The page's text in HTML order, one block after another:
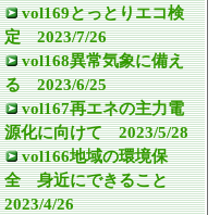
vol169とっとりエコ検
定 2023/7/26
vol168異常気象に備え
る 2023/6/25
vol167再エネの主力電
源化に向けて 2023/5/28
vol166地域の環境保
全 身近にできること
2023/4/26